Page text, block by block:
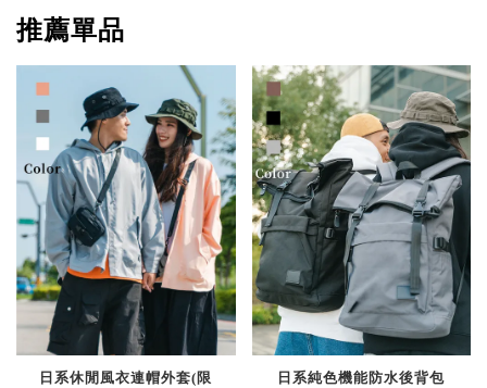
推薦單品
日系休閒風衣連帽外套(限
日系純色機能防水後背包